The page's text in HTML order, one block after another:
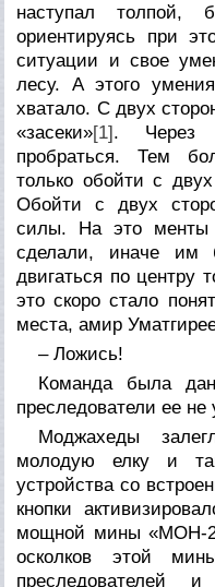
наступал толпой,
ориентируясь при
ситуации и свое
лесу. А этого
хватало. С двух
«засеки»[1]. Через
пробраться. Тем
только обойти с
Обойти с двух
силы. На это менты
сделали, иначе
двигаться по
это скоро стало
места, амир
– Ложись!
Команда была
преследователи ее
Моджахеды
молодую елку и
устройства со
кнопки
мощной мины «МОН-
осколков этой
преследователей